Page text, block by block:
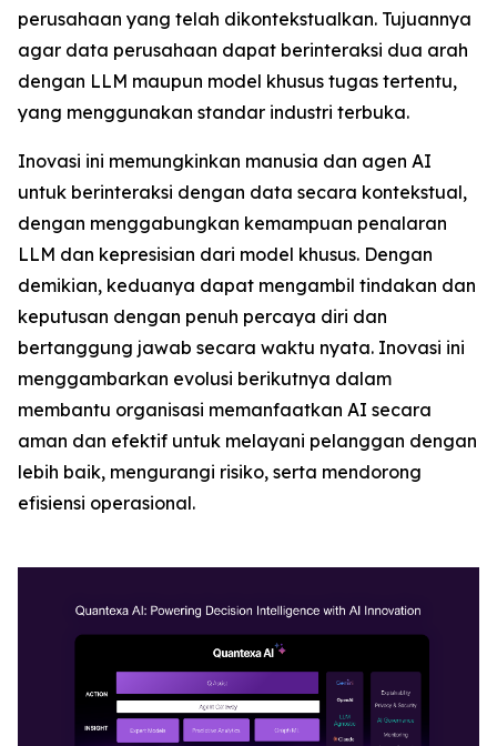
perusahaan yang telah dikontekstualkan. Tujuannya
agar data perusahaan dapat berinteraksi dua arah
dengan LLM maupun model khusus tugas tertentu,
yang menggunakan standar industri terbuka.
Inovasi ini memungkinkan manusia dan agen AI
untuk berinteraksi dengan data secara kontekstual,
dengan menggabungkan kemampuan penalaran
LLM dan kepresisian dari model khusus. Dengan
demikian, keduanya dapat mengambil tindakan dan
keputusan dengan penuh percaya diri dan
bertanggung jawab secara waktu nyata. Inovasi ini
menggambarkan evolusi berikutnya dalam
membantu organisasi memanfaatkan AI secara
aman dan efektif untuk melayani pelanggan dengan
lebih baik, mengurangi risiko, serta mendorong
efisiensi operasional.